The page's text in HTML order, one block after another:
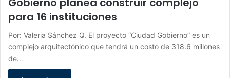
para 16 instituciones
Por: Valeria Sánchez Q. El proyecto “Ciudad Gobierno” es un
complejo arquitectónico que tendrá un costo de 318.6 millones
de…